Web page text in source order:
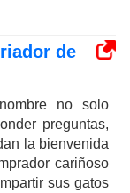
de
no solo
preguntas,
la bienvenida
cariñoso
sus gatos